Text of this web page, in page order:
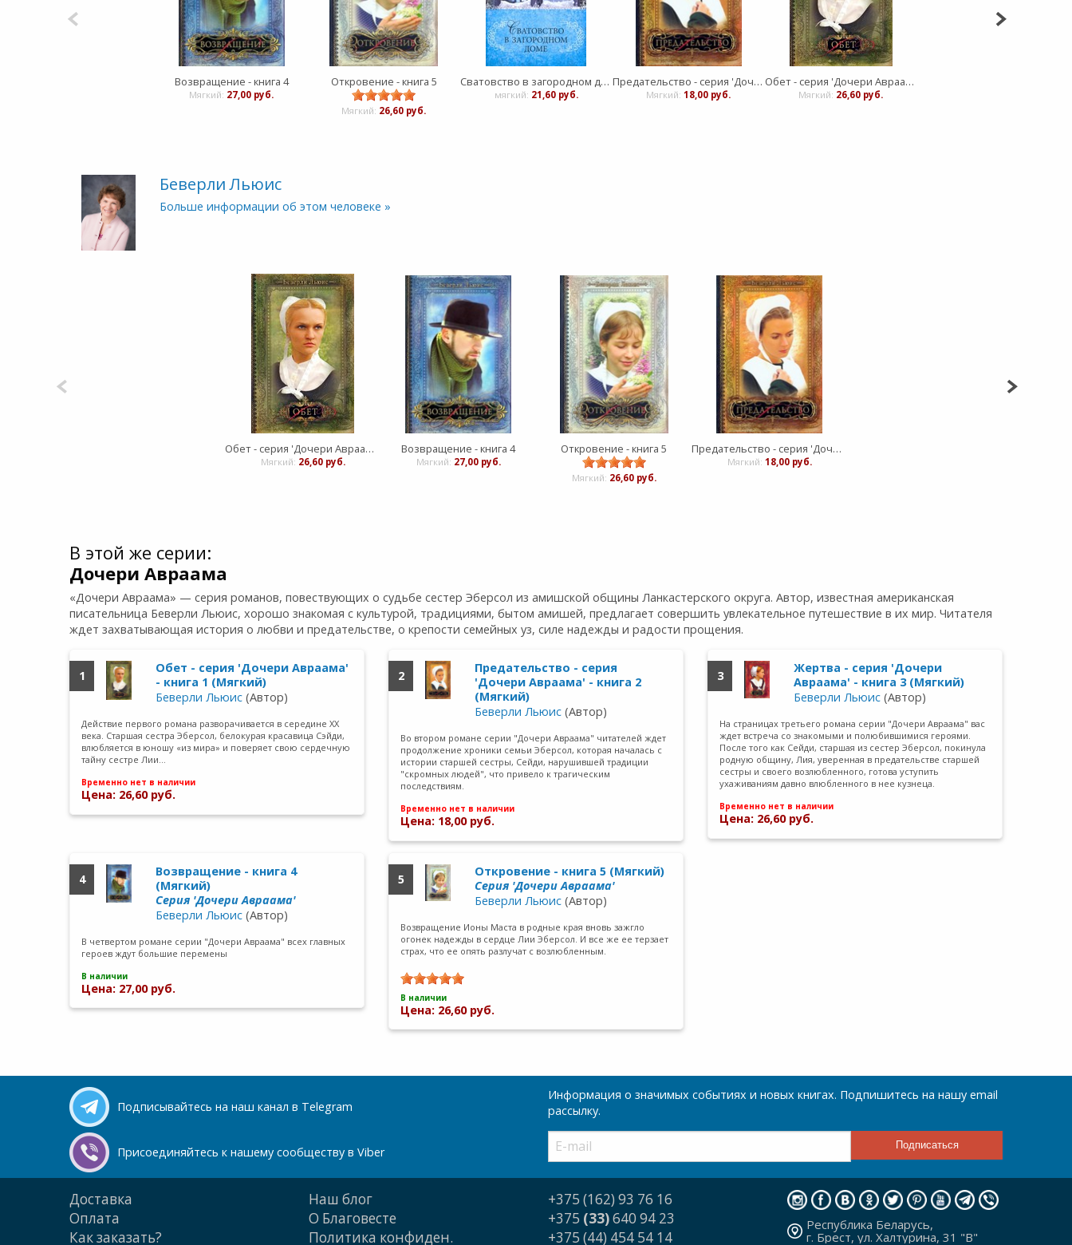
Возвращение - книга 4
Мягкий: 27,00 руб.
Откровение - книга 5
Мягкий: 26,60 руб.
Сватовство в загородном доме
мягкий: 21,60 руб.
Предательство - серия 'Дочери Авраама' - книга 2
Мягкий: 18,00 руб.
Обет - серия 'Дочери Авраама' - книга 1
Мягкий: 26,60 руб.
Беверли Льюис
Больше информации об этом человеке »
Обет - серия 'Дочери Авраама' - книга 1
Мягкий: 26,60 руб.
Возвращение - книга 4
Мягкий: 27,00 руб.
Откровение - книга 5
Мягкий: 26,60 руб.
Предательство - серия 'Дочери Авраама' - книга 2
Мягкий: 18,00 руб.
В этой же серии:
Дочери Авраама
«Дочери Авраама» — серия романов, повествующих о судьбе сестер Эберсол из амишской общины Ланкастерского округа. Автор, известная американская
писательница Беверли Льюис, хорошо знакомая с культурой, традициями, бытом амишей, предлагает совершить увлекательное путешествие в их мир. Читателя
ждет захватывающая история о любви и предательстве, о крепости семейных уз, силе надежды и радости прощения.
1
Обет - серия 'Дочери Авраама'
- книга 1 (Мягкий)
Беверли Льюис(Автор)
Действие первого романа разворачивается в середине XX
века. Старшая сестра Эберсол, белокурая красавица Сэйди,
влюбляется в юношу «из мира» и поверяет свою сердечную
тайну сестре Лии…
Временно нет в наличии
Цена: 26,60 руб.
2
Предательство - серия
'Дочери Авраама' - книга 2
(Мягкий)
Беверли Льюис(Автор)
Во втором романе серии "Дочери Авраама" читателей ждет
продолжение хроники семьи Эберсол, которая началась с
истории старшей сестры, Сейди, нарушившей традиции
"скромных людей", что привело к трагическим
последствиям.
Временно нет в наличии
Цена: 18,00 руб.
3
Жертва - серия 'Дочери
Авраама' - книга 3 (Мягкий)
Беверли Льюис(Автор)
На страницах третьего романа серии "Дочери Авраама" вас
ждет встреча со знакомыми и полюбившимися героями.
После того как Сейди, старшая из сестер Эберсол, покинула
родную общину, Лия, уверенная в предательстве старшей
сестры и своего возлюбленного, готова уступить
ухаживаниям давно влюбленного в нее кузнеца.
Временно нет в наличии
Цена: 26,60 руб.
4
Возвращение - книга 4
(Мягкий)
Cерия 'Дочери Авраама'
Беверли Льюис(Автор)
В четвертом романе серии "Дочери Авраама" всех главных
героев ждут большие перемены
В наличии
Цена: 27,00 руб.
5
Откровение - книга 5 (Мягкий)
Cерия 'Дочери Авраама'
Беверли Льюис(Автор)
Возвращение Ионы Маста в родные края вновь зажгло
огонек надежды в сердце Лии Эберсол. И все же ее терзает
страх, что ее опять разлучат с возлюбленным.
В наличии
Цена: 26,60 руб.
Подписывайтесь на наш канал в Telegram
Присоединяйтесь к нашему сообществу в Viber
Информация о значимых событиях и новых книгах. Подпишитесь на нашу email
рассылку.
Доставка
Оплата
Как заказать?
Наш блог
О Благовесте
Политика конфиден.
+375 (162) 93 76 16
+375 (33)640 94 23
+375 (44) 454 54 14
Республика Беларусь,
г. Брест, ул. Халтурина, 31 "В"